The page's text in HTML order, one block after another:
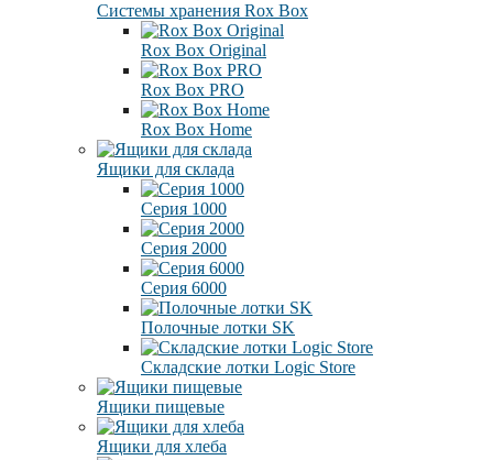
Системы хранения Rox Box
Rox Box Original
Rox Box PRO
Rox Box Home
Ящики для склада
Серия 1000
Серия 2000
Серия 6000
Полочные лотки SK
Складские лотки Logic Store
Ящики пищевые
Ящики для хлеба